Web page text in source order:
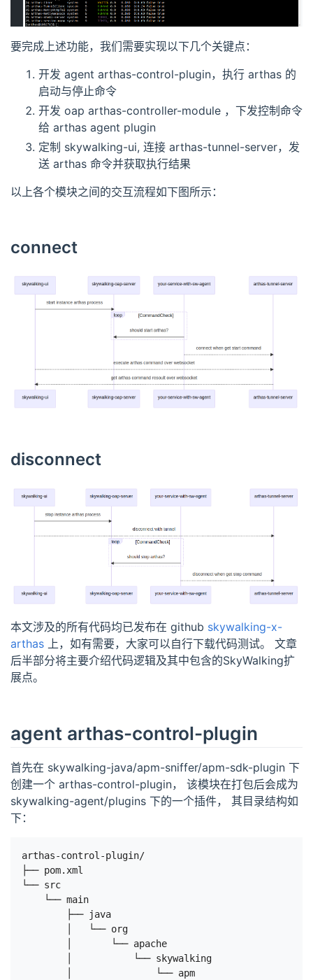
要完成上述功能，我们需要实现以下几个关键点：
开发 agent arthas-control-plugin，执行 arthas 的
启动与停止命令
开发 oap arthas-controller-module ，下发控制命令
给 arthas agent plugin
定制 skywalking-ui, 连接 arthas-tunnel-server，发
送 arthas 命令并获取执行结果
以上各个模块之间的交互流程如下图所示：
connect
disconnect
本文涉及的所有代码均已发布在 github skywalking-x-
arthas 上，如有需要，大家可以自行下载代码测试。 文章
后半部分将主要介绍代码逻辑及其中包含的SkyWalking扩
展点。
agent arthas-control-plugin
首先在 skywalking-java/apm-sniffer/apm-sdk-plugin 下
创建一个 arthas-control-plugin， 该模块在打包后会成为
skywalking-agent/plugins 下的一个插件， 其目录结构如
下：
arthas-control-plugin/
├── pom.xml
└── src
    └── main
        ├── java
        │   └── org
        │       └── apache
        │           └── skywalking
        │               └── apm